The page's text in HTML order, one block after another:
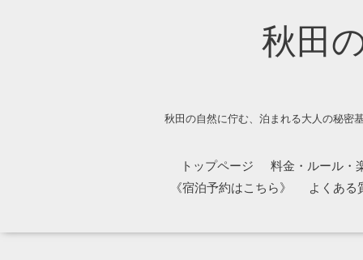
秋田
秋田の自然に佇む、泊まれる大人の秘密
トップページ
料金・ルール・
《宿泊予約はこちら》
よくある